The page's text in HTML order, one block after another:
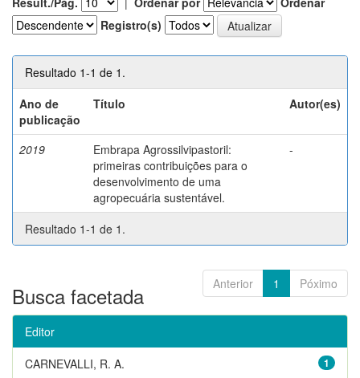
Registro(s)
Resultado 1-1 de 1.
Ano de
publicação
Título Autor(es)
2019
Embrapa Agrossilvipastoril:
primeiras contribuições para o
desenvolvimento de uma
agropecuária sustentável.
-
Resultado 1-1 de 1.
Anterior 1 Póximo
Busca facetada
Editor
1
CARNEVALLI, R. A.